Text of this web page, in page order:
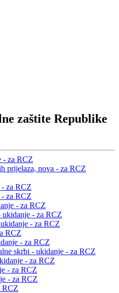
zaštite Republike
- za RCZ
prijelaza, nova - za RCZ
za RCZ
za RCZ
- za RCZ
ukidanje - za RCZ
- za RCZ
RCZ
- za RCZ
skrbi - ukidanje - za RCZ
- za RCZ
- za RCZ
- za RCZ
RCZ